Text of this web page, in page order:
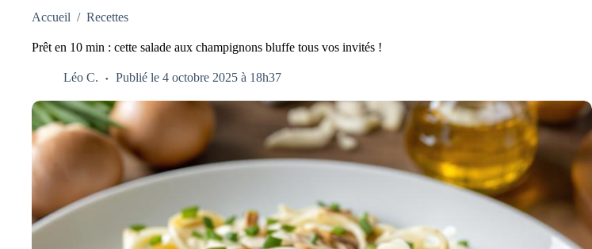
Accueil / Recettes
Prêt en 10 min : cette salade aux champignons bluffe tous vos invités !
Léo C. Publié le 4 octobre 2025 à 18h37